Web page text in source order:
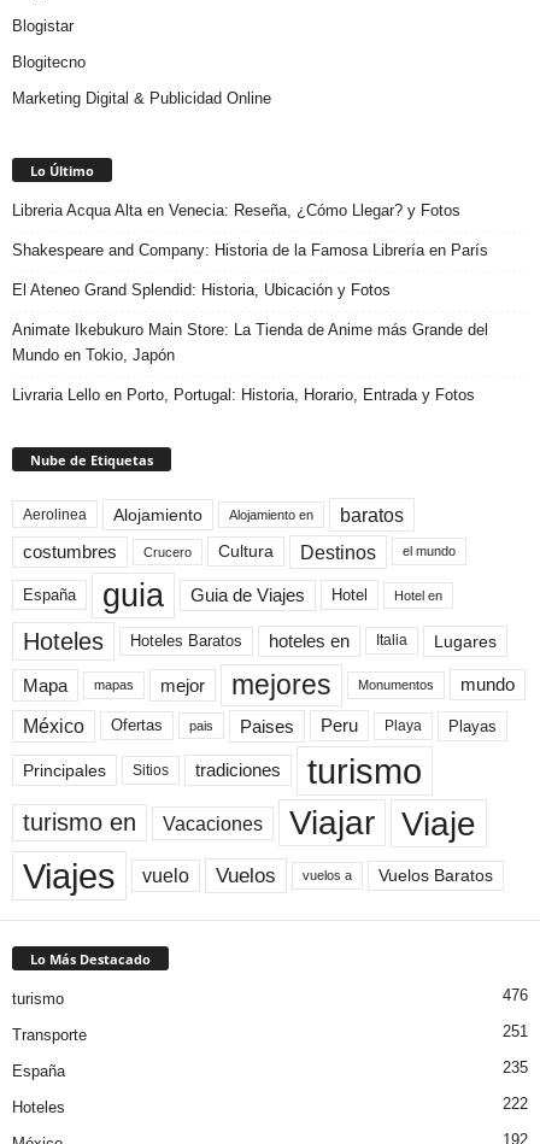
Blogistar
Blogitecno
Marketing Digital & Publicidad Online
Lo Último
Libreria Acqua Alta en Venecia: Reseña, ¿Cómo Llegar? y Fotos
Shakespeare and Company: Historia de la Famosa Librería en París
El Ateneo Grand Splendid: Historia, Ubicación y Fotos
Animate Ikebukuro Main Store: La Tienda de Anime más Grande del
Mundo en Tokio, Japón
Livraria Lello en Porto, Portugal: Historia, Horario, Entrada y Fotos
Nube de Etiquetas
Aerolinea Alojamiento Alojamiento en baratos
costumbres Crucero Cultura Destinos el mundo
España guia Guia de Viajes Hotel Hotel en
Hoteles Hoteles Baratos hoteles en Italia Lugares
Mapa mapas mejor mejores Monumentos mundo
México Ofertas pais Paises Peru Playa Playas
Principales Sitios tradiciones turismo
turismo en Vacaciones Viajar Viaje
Viajes vuelo Vuelos vuelos a Vuelos Baratos
Lo Más Destacado
turismo 476
Transporte 251
España 235
Hoteles 222
192